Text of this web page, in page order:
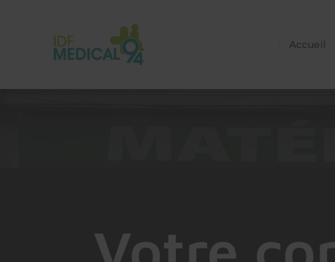
Accueil